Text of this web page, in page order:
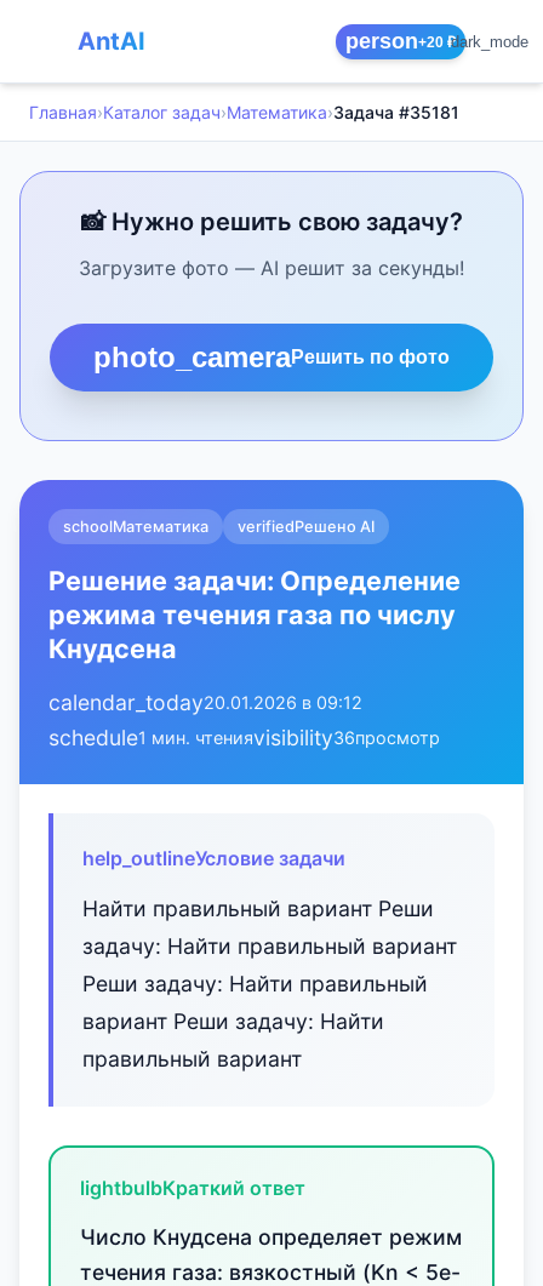
AntAI person+20 ₽dark_mode
Главная›Каталог задач›Математика›Задача #35181
📸 Нужно решить свою задачу?
Загрузите фото — AI решит за секунды!
photo_cameraРешить по фото
schoolМатематика verifiedРешено AI
Решение задачи: Определение
режима течения газа по числу
Кнудсена
calendar_today20.01.2026 в 09:12
schedule1 мин. чтенияvisibility36просмотр
help_outlineУсловие задачи
Найти правильный вариант Реши
задачу: Найти правильный вариант
Реши задачу: Найти правильный
вариант Реши задачу: Найти
правильный вариант
lightbulbКраткий ответ
Число Кнудсена определяет режим
течения газа: вязкостный (Kn < 5e-